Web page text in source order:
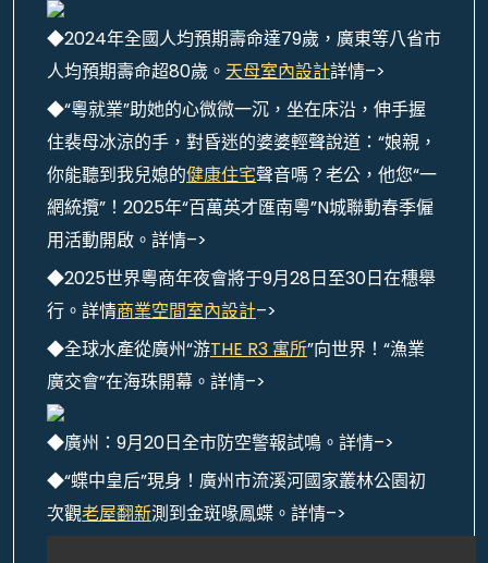
◆2024年全國人均預期壽命達79歲，廣東等八省市
人均預期壽命超80歲。 天母室內設計詳情–>
◆“粵就業”助她的心微微一沉，坐在床沿，伸手握
住裴母冰涼的手，對昏迷的婆婆輕聲說道：“娘親，
你能聽到我兒媳的健康住宅聲音嗎？老公，他您“一
網統攬”！2025年“百萬英才匯南粵”N城聯動春季僱
用活動開啟。詳情–>
◆2025世界粵商年夜會將于9月28日至30日在穗舉
行。詳情商業空間室內設計–>
◆全球水產從廣州“游THE R3 寓所”向世界！“漁業
廣交會”在海珠開幕。詳情–>
◆廣州：9月20日全市防空警報試鳴。詳情–>
◆“蝶中皇后”現身！廣州市流溪河國家叢林公園初
次觀老屋翻新測到金斑喙鳳蝶。詳情–>